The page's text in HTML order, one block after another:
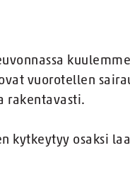
vuorotellen
rakentavasti.
kytkeytyy osaksi